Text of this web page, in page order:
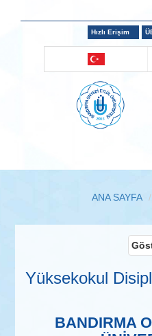
Hızlı Erişim
ANA SAYFA
Yüksekokul
BANDIRMA